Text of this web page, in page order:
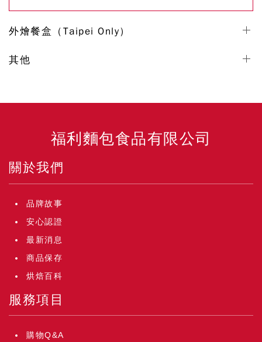
外燴餐盒（Taipei Only）
其他
福利麵包食品有限公司
關於我們
品牌故事
安心認證
最新消息
商品保存
烘焙百科
服務項目
購物Q&A